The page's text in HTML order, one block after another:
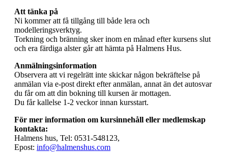
Att tänka på
Ni kommer att få tillgång till både lera och
modelleringsverktyg.
Torkning och bränning sker inom en månad efter kursens slut
och era färdiga alster går att hämta på Halmens Hus.
Anmälningsinformation
Observera att vi regelrätt inte skickar någon bekräftelse på
anmälan via e-post direkt efter anmälan, annat än det autosvar
du får om att din bokning till kursen är mottagen.
Du får kallelse 1-2 veckor innan kursstart.
För mer information om kursinnehåll eller medlemskap
kontakta:
Halmens hus, Tel: 0531-548123,
Epost: info@halmenshus.com